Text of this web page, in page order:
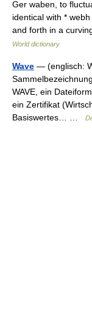
Ger waben, to
identical with *
and forth in a
World dictionary
Wave — (englisch:
WAVE, ein
ein Zertifikat
Basiswertes… …